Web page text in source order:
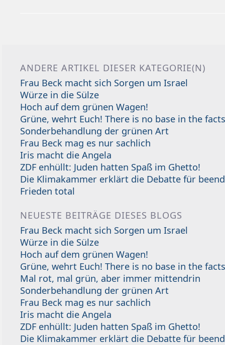
ANDERE ARTIKEL DIESER KATEGORIE(N)
Frau Beck macht sich Sorgen um Israel
Würze in die Sülze
Hoch auf dem grünen Wagen!
Grüne, wehrt Euch! There is no base in the
Sonderbehandlung der grünen Art
Frau Beck mag es nur sachlich
Iris macht die Angela
ZDF enhüllt: Juden hatten Spaß im Ghetto!
Die Klimakammer erklärt die Debatte für
Frieden total
NEUESTE BEITRÄGE DIESES BLOGS
Frau Beck macht sich Sorgen um Israel
Würze in die Sülze
Hoch auf dem grünen Wagen!
Grüne, wehrt Euch! There is no base in the
Mal rot, mal grün, aber immer mittendrin
Sonderbehandlung der grünen Art
Frau Beck mag es nur sachlich
Iris macht die Angela
ZDF enhüllt: Juden hatten Spaß im Ghetto!
Die Klimakammer erklärt die Debatte für